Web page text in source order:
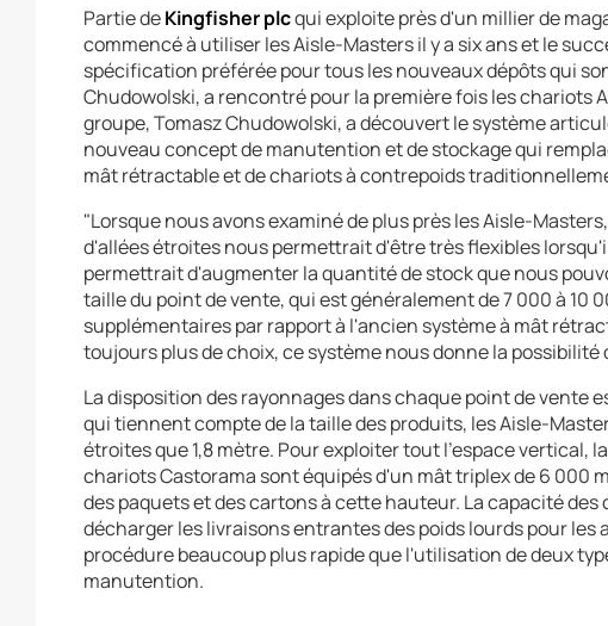
Partie deKingfisher plcqui exploite près d'un millier de
commencé à utiliser les Aisle-Masters il y a six ans et le
spécification préférée pour tous les nouveaux dépôts qui
Chudowolski, a rencontré pour la première fois les chariots
groupe, Tomasz Chudowolski, a découvert le système
nouveau concept de manutention et de stockage qui
mât rétractable et de chariots à contrepoids
"Lorsque nous avons examiné de plus près les Aisle-
d'allées étroites nous permettrait d'être très flexibles
permettrait d'augmenter la quantité de stock que nous
taille du point de vente, qui est généralement de 7 000 à 10
supplémentaires par rapport à l'ancien système à mât
toujours plus de choix, ce système nous donne la possibilité
La disposition des rayonnages dans chaque point de vente
qui tiennent compte de la taille des produits, les Aisle-
étroites que 1,8 mètre. Pour exploiter tout l'espace vertical,
chariots Castorama sont équipés d'un mât triplex de 6 000
des paquets et des cartons à cette hauteur. La capacité
décharger les livraisons entrantes des poids lourds pour
procédure beaucoup plus rapide que l'utilisation de deux
manutention.